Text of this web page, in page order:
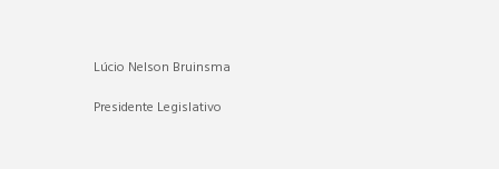
Lúcio Nelson Bruinsma
Presidente Legislativo